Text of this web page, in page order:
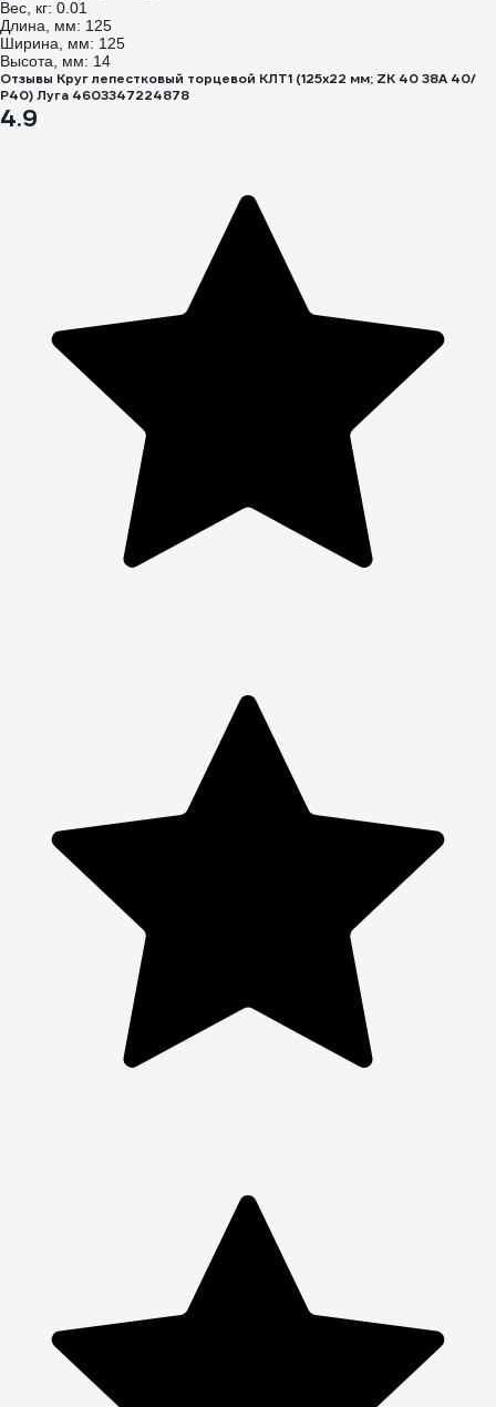
Вес, кг: 0.01
Длина, мм: 125
Ширина, мм: 125
Высота, мм: 14
Отзывы Круг лепестковый торцевой КЛТ1 (125x22 мм; ZK 40 38А 40/
Р40) Луга 4603347224878
4.9